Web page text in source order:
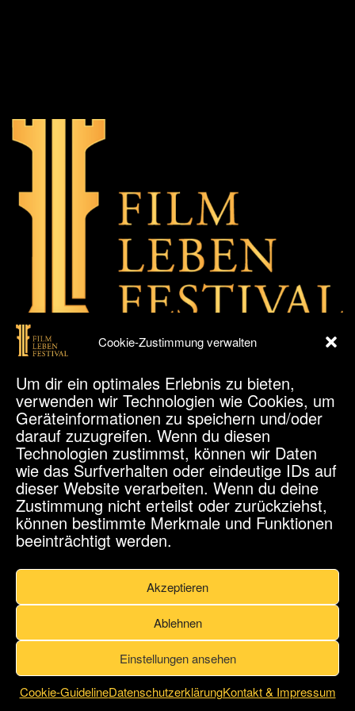
Cookie-Zustimmung verwalten
Um dir ein optimales Erlebnis zu bieten,
verwenden wir Technologien wie Cookies, um
Geräteinformationen zu speichern und/oder
darauf zuzugreifen. Wenn du diesen
Technologien zustimmst, können wir Daten
wie das Surfverhalten oder eindeutige IDs auf
dieser Website verarbeiten. Wenn du deine
Zustimmung nicht erteilst oder zurückziehst,
können bestimmte Merkmale und Funktionen
beeinträchtigt werden.
Akzeptieren
Ablehnen
Einstellungen ansehen
Cookie-GuidelineDatenschutzerklärungKontakt & Impressum
we will be back soon
on the site
©2022KuKo e.V.-Impressum-Datenschutz